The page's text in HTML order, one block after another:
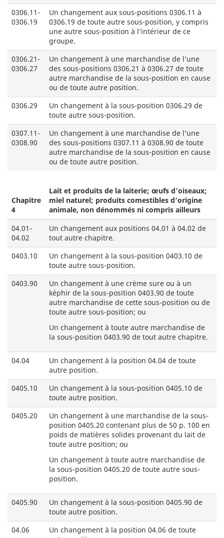
0306.11-
0306.19
Un changement aux sous-positions 0306.11 à
0306.19 de toute autre sous-position, y compris
une autre sous-position à l’intérieur de ce
groupe.
0306.21-
0306.27
Un changement à une marchandise de l’une
des sous-positions 0306.21 à 0306.27 de toute
autre marchandise de la sous-position en cause
ou de toute autre position.
0306.29
Un changement à la sous-position 0306.29 de
toute autre sous-position.
0307.11-
0308.90
Un changement à une marchandise de l’une
des sous-positions 0307.11 à 0308.90 de toute
autre marchandise de la sous-position en cause
ou de toute autre position.
Chapitre
4
Lait et produits de la laiterie; œufs d’oiseaux;
miel naturel; produits comestibles d’origine
animale, non dénommés ni compris ailleurs
04.01-
04.02
Un changement aux positions 04.01 à 04.02 de
tout autre chapitre.
0403.10
Un changement à la sous-position 0403.10 de
toute autre sous-position.
0403.90
Un changement à une crème sure ou à un
képhir de la sous-position 0403.90 de toute
autre marchandise de cette sous-position ou de
toute autre sous-position; ou
Un changement à toute autre marchandise de
la sous-position 0403.90 de tout autre chapitre.
04.04
Un changement à la position 04.04 de toute
autre position.
0405.10
Un changement à la sous-position 0405.10 de
toute autre position.
0405.20
Un changement à une marchandise de la sous-
position 0405.20 contenant plus de 50 p. 100 en
poids de matières solides provenant du lait de
toute autre position; ou
Un changement à toute autre marchandise de
la sous-position 0405.20 de toute autre sous-
position.
0405.90
Un changement à la sous-position 0405.90 de
toute autre position.
04.06
Un changement à la position 04.06 de toute